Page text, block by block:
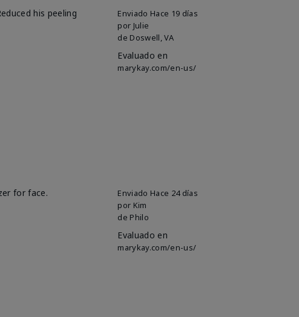
Enviado Hace 19 días
por Julie
de Doswell, VA
Evaluado en
marykay.com/en-us/
his peeling
Enviado Hace 24 días
por Kim
de Philo
Evaluado en
marykay.com/en-us/
for face.